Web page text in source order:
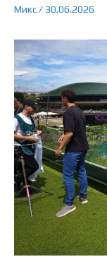
Микс/ 30.06.2026